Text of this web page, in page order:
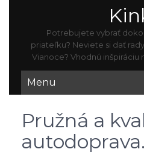
Potrebujete vybrať
priateľku? Neviete si dať
Vianoce? Vhodnú inšpiráciu
Menu
Pružná a
autodoprava.